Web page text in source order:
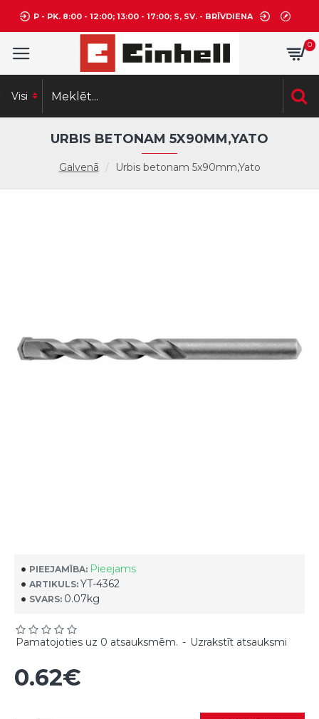
P - PK. 8:00 - 12:00; 13:00 - 17:00; S, SV. - BRĪVDIENA
0
Visi
Galvenā Urbis betonam 5x90mm,Yato
URBIS BETONAM 5X90MM,YATO
PIEEJAMĪBA: Pieejams
ARTIKULS: YT-4362
SVARS: 0.07kg
Pamatojoties uz 0 atsauksmēm. - Uzrakstīt atsauksmi
0.62€